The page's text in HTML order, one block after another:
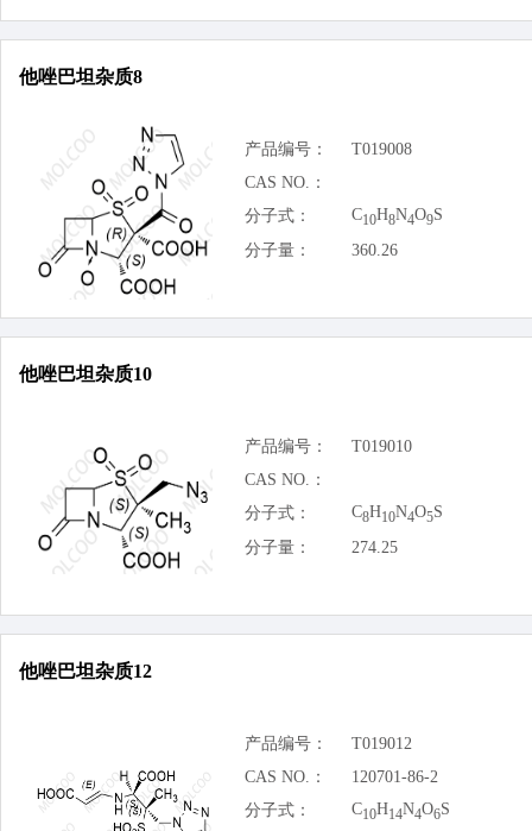
他唑巴坦杂质8
产品编号：
T019008
CAS NO.：
分子式：
C10H8N4O9S
分子量：
360.26
他唑巴坦杂质10
产品编号：
T019010
CAS NO.：
分子式：
C8H10N4O5S
分子量：
274.25
他唑巴坦杂质12
产品编号：
T019012
CAS NO.：
120701-86-2
分子式：
C10H14N4O6S